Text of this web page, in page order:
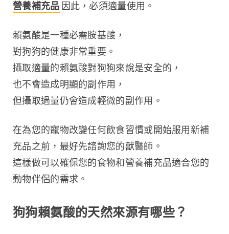
營養補充品 因此，必須適量使用。
賴氨酸是一種必需胺基酸，
對狗狗的健康非常重要。
攝取適量的賴氨酸對狗狗來說是安全的，
也不會造成明顯的副作用，
但攝取過量仍會造成輕微的副作用。
在為您的寵物改變任何飲食習慣或開始服用新補
充品之前，最好先諮詢您的獸醫師。
這樣做可以確保您的食物和營養補充品適合您的
動物伴侶的需求。
狗狗賴氨酸的天然來源有哪些？